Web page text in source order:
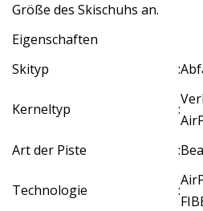
Größe des Skischuhs an.
Eigenschaften
Skityp
:
Kerneltyp :
Art der Piste
:
Technologie :